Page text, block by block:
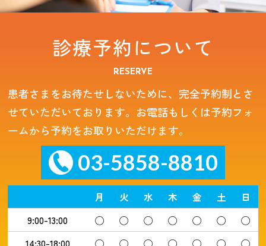
診療予約について
RESERVE
患者さまをお待たせしないために、完全予約制とさ
せていただいております。お電話もしくは予約フォ
ームから予約をお取りいただけます。
03-5858-8810
月 火 水 木 金 土
日
9:00-13:00
◯ ◯ ◯ ◯ ◯ ◯
◯
14:30-18:00
◯ ◯ ◯ ◯ ◯ ◯
◯